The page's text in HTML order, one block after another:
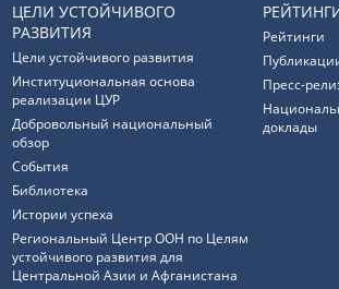
ЦЕЛИ УСТОЙЧИВОГО
РАЗВИТИЯ
Цели устойчивого развития
Институциональная основа
реализации ЦУР
Добровольный национальный
обзор
События
Библиотека
Истории успеха
Региональный Центр ООН по Целям
устойчивого развития для
Центральной Азии и Афганистана
Рейтинги
Пресс-
доклады